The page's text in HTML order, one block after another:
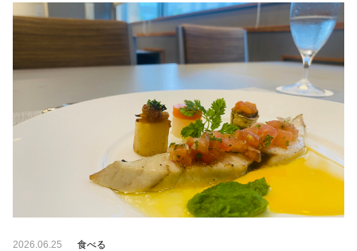
2026.06.25 食べる